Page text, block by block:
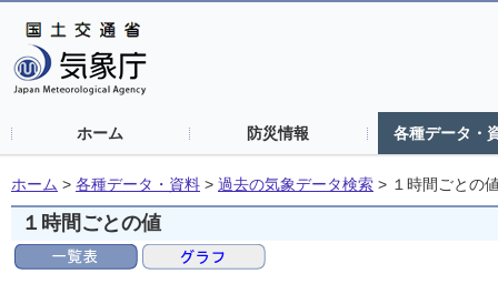
ホーム 防災情報 各種データ・
ホーム > 各種データ・資料 > 過去の気象データ検索 > １時間ごとの
１時間ごとの値